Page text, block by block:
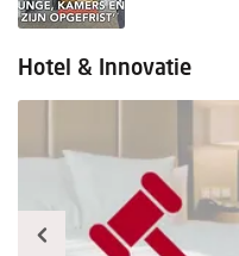
Hotel & Innovatie